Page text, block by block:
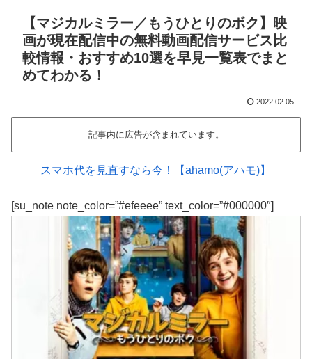
【マジカルミラー／もうひとりのボク】映
画が現在配信中の無料動画配信サービス比
較情報・おすすめ10選を早見一覧表でまと
めてわかる！
2022.02.05
記事内に広告が含まれています。
スマホ代を見直すなら今！【ahamo(アハモ)】
[su_note note_color=”#efeeee” text_color=”#000000″]